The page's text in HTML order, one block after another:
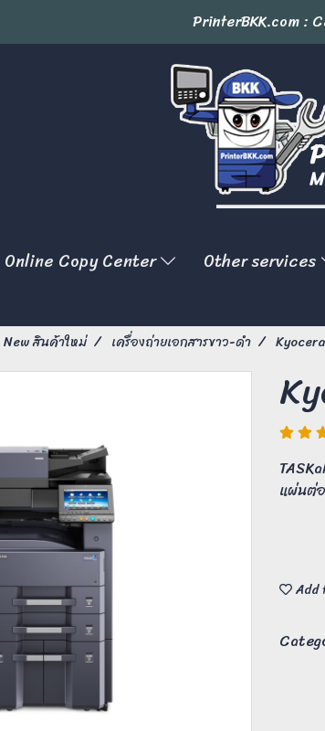
PrinterBKK.com :
Online Copy Center Other services
New สินค้าใหม่ เครื่องถ่ายเอกสารขาว-ดำ
แผ่นต่
Add